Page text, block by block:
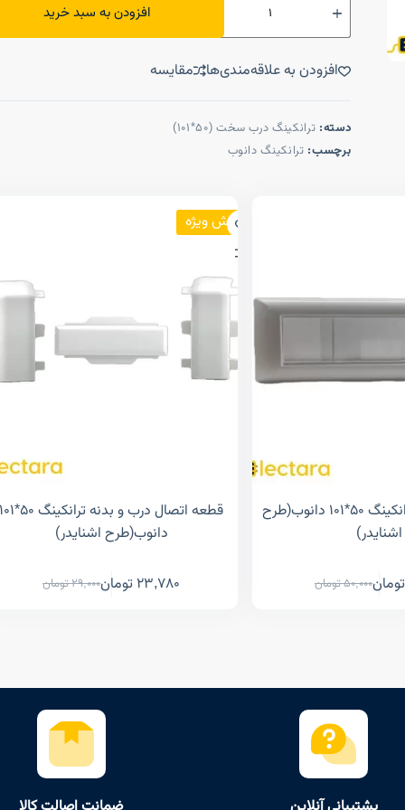
افزودن به سبد خرید
افزودن به علاقه‌مندی‌ها مقایسه
دسته: ترانکینگ درب سخت (50*101)
برچسب: ترانکینگ دانوب
فریم چهارتایی ترانکینگ ۵۰*۱۰۱ دانوب(طرح
اشنایدر)
50,000تومان تومان
فروش ویژه
قطعه اتصال درب و بدنه ترانکینگ ۵۰*۱۰۱
دانوب(طرح اشنایدر)
29,000تومان 23,780 تومان